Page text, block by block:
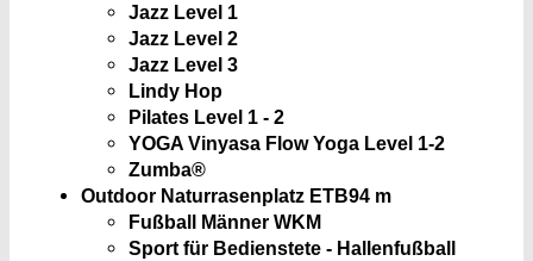
Jazz Level 1
Jazz Level 2
Jazz Level 3
Lindy Hop
Pilates Level 1 - 2
YOGA Vinyasa Flow Yoga Level 1-2
Zumba®
Outdoor Naturrasenplatz ETB94 m
Fußball Männer WKM
Sport für Bedienstete - Hallenfußball